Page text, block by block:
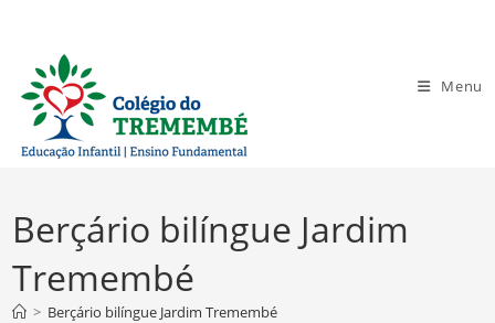
conteúdo
Menu
Berçário bilíngue Jardim
Tremembé
> Berçário bilíngue Jardim Tremembé